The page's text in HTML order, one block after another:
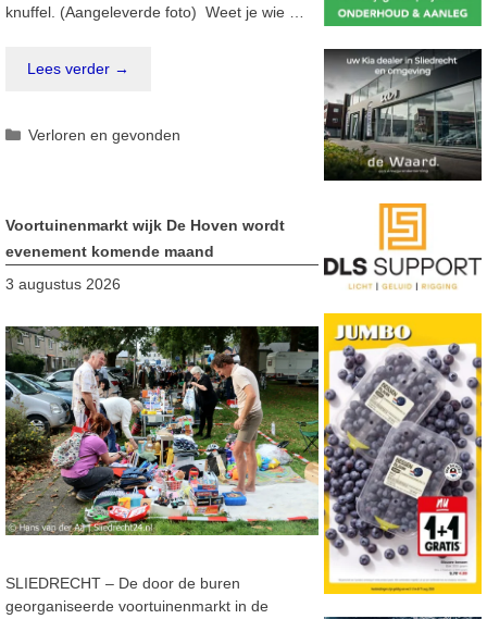
knuffel. (Aangeleverde foto) Weet je wie …
Lees verder →
Categorieën
Verloren en gevonden
Voortuinenmarkt wijk De Hoven wordt
evenement komende maand
3 augustus 2026
SLIEDRECHT – De door de buren
georganiseerde voortuinenmarkt in de